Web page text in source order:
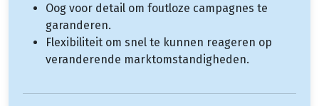
Oog voor detail om foutloze campagnes te
garanderen.
Flexibiliteit om snel te kunnen reageren op
veranderende marktomstandigheden.